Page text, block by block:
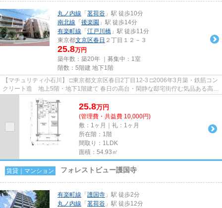
丸ノ内線 「 茗荷谷 」駅 徒歩10分
南北線 「 後楽園 」駅 徒歩14分
有楽町線 「 江戸川橋 」駅 徒歩11分
東京都文京区春日 ２丁目１２－３
25.8万円
築年数：築20年 ｜募集中： 1室
階数：5階建 地下1階
【マチュリティ小石川】 □東京都文京区春日2丁目12-3 □2006年3月築・鉄筋コン
クリート造 地上5階・地下1階建て 春日の高台・閑静な邸宅街佇む気品ある高級
低層マンションのご紹介...
25.8万円
(管理費・共益費 10,000円)
敷：1ヶ月｜礼：1ヶ月
所在階：1階
間取り：1LDK
面積：54.93㎡
賃貸｜マンション フォレストビュー護国寺
有楽町線 「 護国寺 」駅 徒歩2分
丸ノ内線 「 茗荷谷 」駅 徒歩12分